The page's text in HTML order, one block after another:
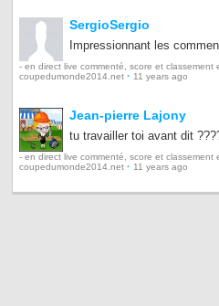
SergioSergio
Impressionnant les
- en direct live commenté, score et classement
coupedumonde2014.net · 11 years ago
Jean-pierre Lajony
tu travailler toi avant dit
- en direct live commenté, score et classement
coupedumonde2014.net · 11 years ago